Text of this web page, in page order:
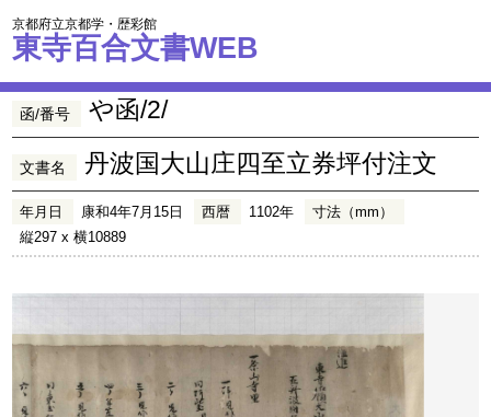
京都府立京都学・歴彩館
東寺百合文書WEB
函/番号 や函/2/
文書名 丹波国大山庄四至立券坪付注文
年月日 康和4年7月15日 西暦 1102年
寸法（mm）
縦297 x 横10889